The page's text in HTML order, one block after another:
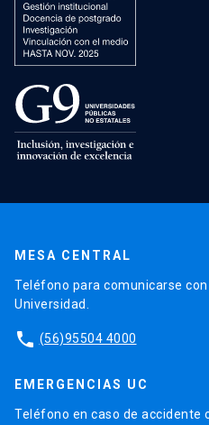
MESA CENTRAL
Teléfono para comunicarse
Universidad.
phone (56)95504 4000
EMERGENCIAS UC
Teléfono en caso de accidente